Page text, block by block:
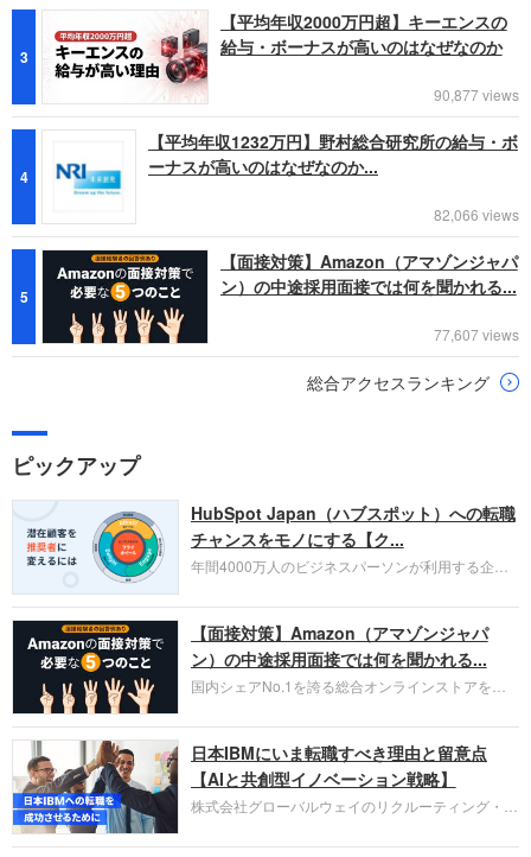
3
【平均年収2000万円超】キーエンスの
給与・ボーナスが高いのはなぜなのか
90,877 views
4
【平均年収1232万円】野村総合研究所の給与・ボ
ーナスが高いのはなぜなのか...
82,066 views
5
【面接対策】Amazon（アマゾンジャパ
ン）の中途採用面接では何を聞かれる...
77,607 views
総合アクセスランキング
ピックアップ
HubSpot Japan（ハブスポット）への転職
チャンスをモノにする【ク...
年間4000万人のビジネスパーソンが利用する企業
お勧めするイチオシ企業をご紹介します。今回はク
ラウド型CRMプラットフォームを提供する
HubSpot Japan（ハブスポット・ジャパン）株式会
社です。採用面接対策の企業研究にご活用くださ
い。
【面接対策】Amazon（アマゾンジャパ
ン）の中途採用面接では何を聞かれる...
国内シェアNo.1を誇る総合オンラインストアを運
圧倒的な存在感を持つAmazon。中途採用面接では
過去の具体的な業務成果やリーダーシップの発揮、
失敗からの学びが重視され、人間性やカルチャーフ
ィットも評価対象となり、長期的に成長できる仲間
であるかを多角的に審査されます。
日本IBMにいま転職すべき理由と留意点
【AIと共創型イノベーション戦略】
株式会社グローバルウェイのリクルーティング・パ
パーソンが利用する企業口コミサイト「キャリコ